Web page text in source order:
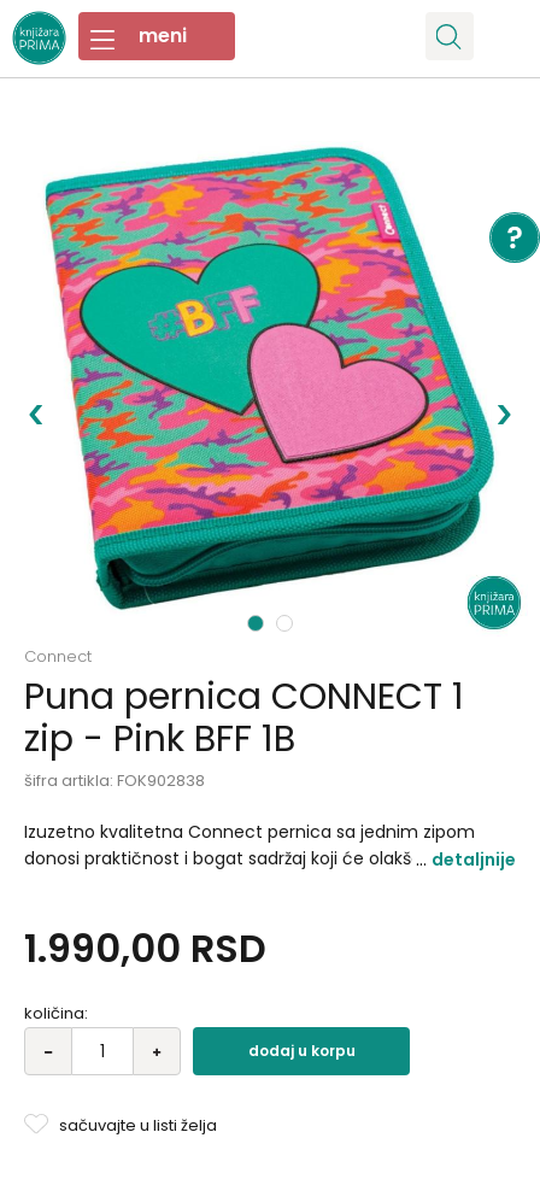
1 2
Connect
Puna pernica CONNECT 1
zip - Pink BFF 1B
šifra artikla: FOK902838
Izuzetno kvalitetna Connect pernica sa jednim zipom
donosi praktičnost i bogat sadržaj koji će olakšati
korišćenje tokom cele školske godine..
detaljnije
1.990,00 RSD
količina:
dodaj u korpu
sačuvajte u listi želja